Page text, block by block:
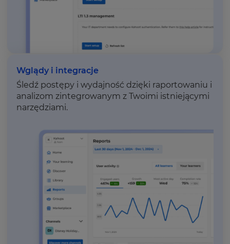
Wglądy i integracje
Śledź postępy i wydajność dzięki raportowaniu i
analizom zintegrowanym z Twoimi istniejącymi
narzędziami.